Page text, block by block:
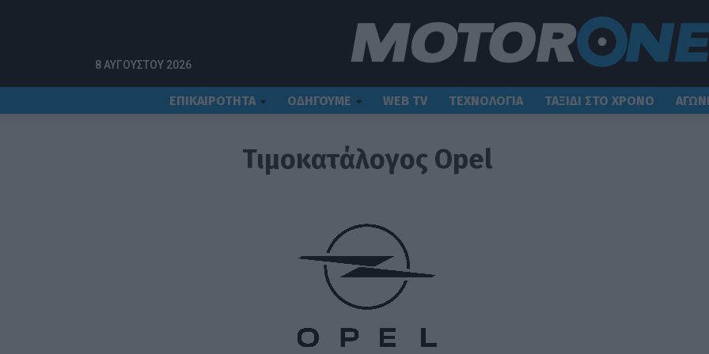
8 ΑΥΓΟΎΣΤΟΥ 2026
ΕΠΙΚΑΙΡΟΤΗΤΑ ΟΔΗΓΟΥΜΕ WEB TV ΤΕΧΝΟΛΟΓΙΑ ΤΑΞΙΔΙ ΣΤΟ ΧΡΟΝΟ
Τιμοκατάλογος Opel